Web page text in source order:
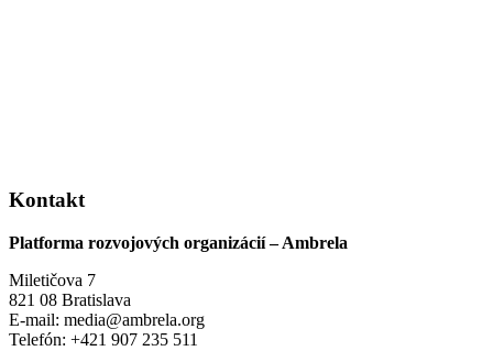
Kontakt
Platforma rozvojových organizácií – Ambrela
Miletičova 7
821 08 Bratislava
E-mail: media@ambrela.org
Telefón: +421 907 235 511